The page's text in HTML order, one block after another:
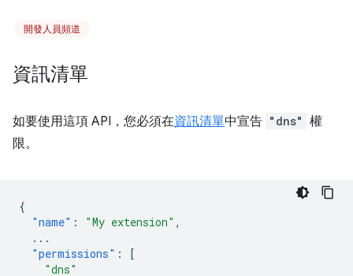
開發人員頻道
資訊清單
如要使用這項 API，您必須在資訊清單中宣告 "dns" 權
限。
{
"name" : "My extension" ,
...
"permissions" :
[
"dns"